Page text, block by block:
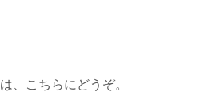
、こちらにどうぞ。